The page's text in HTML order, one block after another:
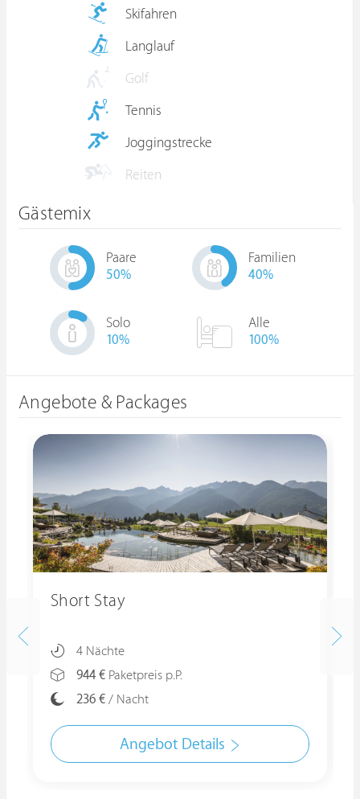
Skifahren
Langlauf
Golf
Tennis
Joggingstrecke
Reiten
Gästemix
Paare
50%
Familien
40%
Solo
10%
Alle
100%
Angebote & Packages
Short Stay
4 Nächte
944 € Paketpreis p.P.
236 € / Nacht
Angebot Details